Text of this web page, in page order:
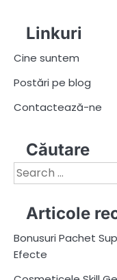
Linkuri
Cine suntem
Postări pe blog
Contactează-ne
Căutare
Search
for:
Articole
Bonusuri Pachet
Efecte